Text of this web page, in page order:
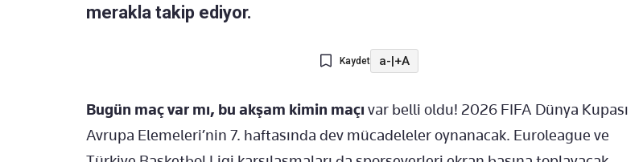
merakla takip ediyor.
Kaydet a-|+A
Bugün maç var mı, bu akşam kimin maçı var belli oldu! 2026 FIFA Dünya Kupası
Avrupa Elemeleri’nin 7. haftasında dev mücadeleler oynanacak. Euroleague ve